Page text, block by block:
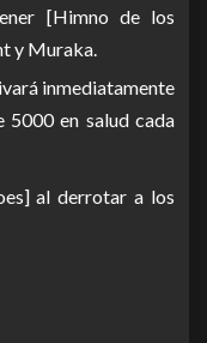
[Himno de los
y Muraka.
inmediatamente
5000 en salud cada
al derrotar a los